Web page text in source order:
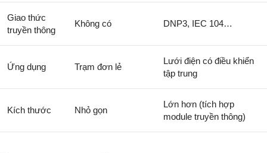
Giao thức
truyền thông
Không có DNP3, IEC 104…
Ứng dụng Trạm đơn lẻ
Lưới điện có điều khiển
tập trung
Kích thước Nhỏ gọn
Lớn hơn (tích hợp
module truyền thông)